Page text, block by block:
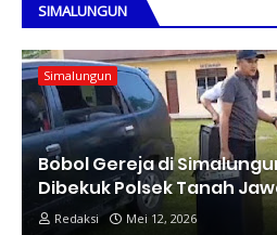
SIMALUNGUN
Simalungun
Bobol Gereja di
Dibekuk Polsek Tanah
Redaksi Mei 12, 2026